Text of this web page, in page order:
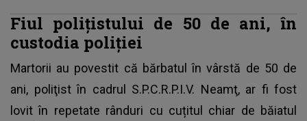
Fiul poliţistului de 50 de ani, în
custodia poliției
Martorii au povestit că bărbatul în vârstă de 50 de
ani, poliţist în cadrul S.P.C.R.P.I.V. Neamţ, ar fi fost
lovit în repetate rânduri cu cuțitul chiar de băiatul